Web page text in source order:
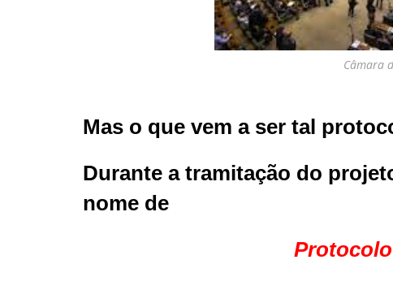
Câmara
Mas o que vem a ser tal
Durante a tramitação do
nome de